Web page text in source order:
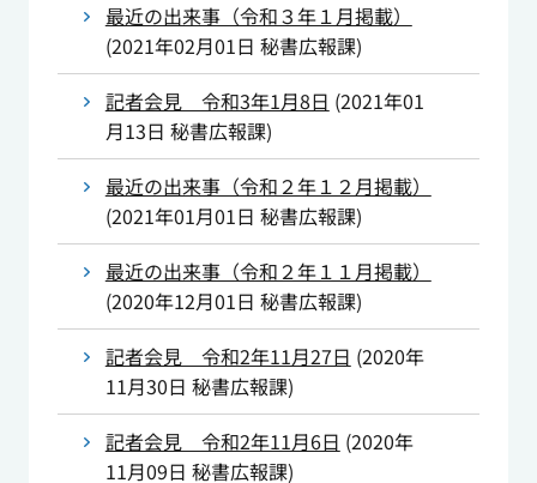
最近の出来事（令和３年１月掲載）
(2021年02月01日 秘書広報課)
記者会見 令和3年1月8日 (2021年01
月13日 秘書広報課)
最近の出来事（令和２年１２月掲載）
(2021年01月01日 秘書広報課)
最近の出来事（令和２年１１月掲載）
(2020年12月01日 秘書広報課)
記者会見 令和2年11月27日 (2020年
11月30日 秘書広報課)
記者会見 令和2年11月6日 (2020年
11月09日 秘書広報課)